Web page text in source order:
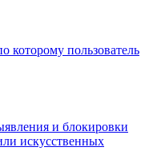
пользователь
и блокировки
искусственных